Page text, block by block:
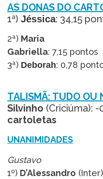
AS DONAS DO
1ª) Jéssica: 34,15
2ª) Maria
Gabriella: 7,15 pontos
3ª) Deborah: 0,78
TALISMÃ: TUDO OU
Silvinho (Criciúma):
cartoletas
UNANIMIDADES
Gustavo
1º) D’Alessandro